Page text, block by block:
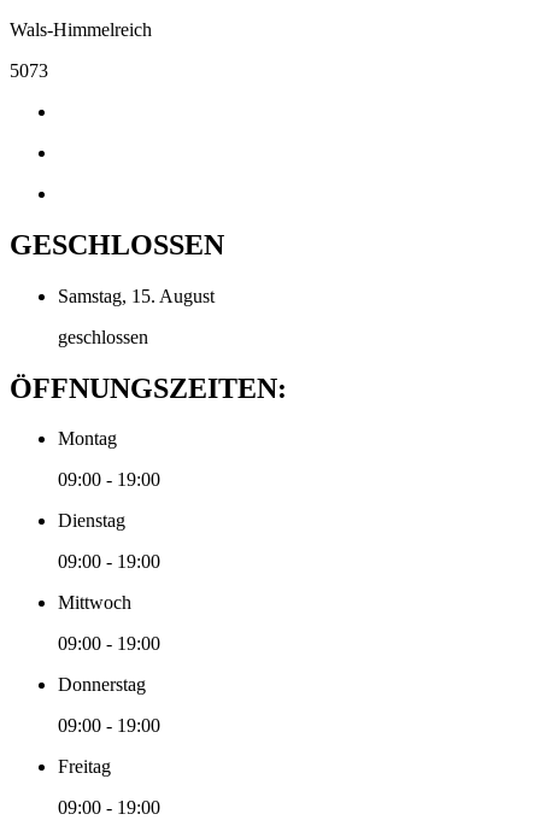
Wals-Himmelreich
5073
GESCHLOSSEN
Samstag, 15. August
geschlossen
ÖFFNUNGSZEITEN:
Montag
09:00 - 19:00
Dienstag
09:00 - 19:00
Mittwoch
09:00 - 19:00
Donnerstag
09:00 - 19:00
Freitag
09:00 - 19:00